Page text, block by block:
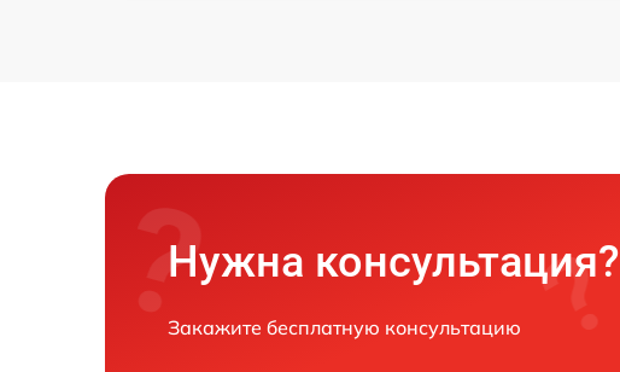
Нужна консультация?
Закажите бесплатную консультацию